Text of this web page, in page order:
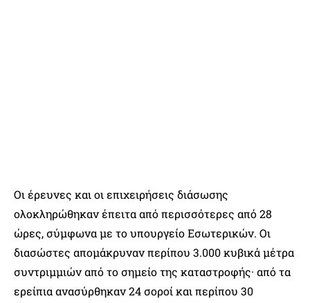
Οι έρευνες και οι επιχειρήσεις διάσωσης
ολοκληρώθηκαν έπειτα από περισσότερες από 28
ώρες, σύμφωνα με το υπουργείο Εσωτερικών. Οι
διασώστες απομάκρυναν περίπου 3.000 κυβικά μέτρα
συντριμμιών από το σημείο της καταστροφής· από τα
ερείπια ανασύρθηκαν 24 σοροί και περίπου 30